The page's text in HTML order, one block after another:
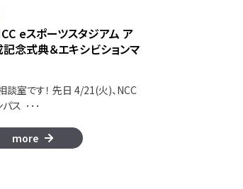
eスポーツスタジアム ア
記念式典＆エキシビションマ
談室です！ 先日 4/21(火)、NCC
パス ･･･
more